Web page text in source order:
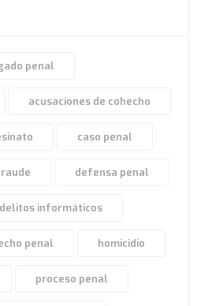
penal
acusaciones de cohecho
caso penal
defensa penal
delitos informáticos
penal homicidio
proceso penal